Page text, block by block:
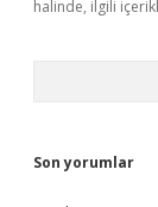
halinde, ilgili
Son yorumlar